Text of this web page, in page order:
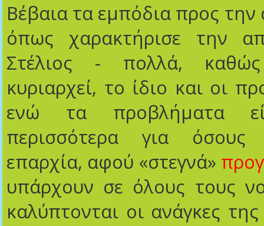
Βέβαια τα εμπόδια προς την
όπως χαρακτήρισε την
Στέλιος - πολλά,
κυριαρχεί, το ίδιο και οι
ενώ τα προβλήματα
περισσότερα για
επαρχία, αφού «στεγνά»
υπάρχουν σε όλους τους
καλύπτονται οι ανάγκες